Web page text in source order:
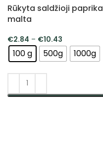
Rūkyta saldžioji paprika
malta
€2.84 – €10.43
100 g 500g 1000g